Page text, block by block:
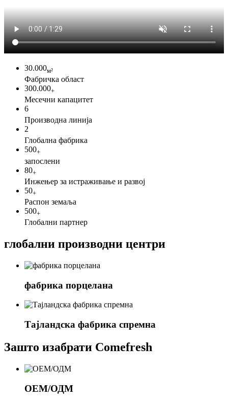
30.000м²
Фабричка област
300.000+
Месечни капацитет
6
Производна линија
2
Глобална фабрика
500+
запослени
80+
Инжењер за истраживање и развој
50+
Распон земаља
500+
Глобални партнер
глобални производни центри
фабрика порцелана
Тајландска фабрика спремна
Зашто изабрати Comefresh
ОЕМ/ОДМ